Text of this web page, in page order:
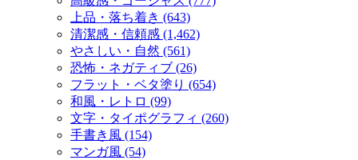
上品・落ち着き (643)
清潔感・信頼感 (1,462)
やさしい・自然 (561)
恐怖・ネガティブ (26)
フラット・ベタ塗り (654)
和風・レトロ (99)
文字・タイポグラフィ (260)
手書き風 (154)
マンガ風 (54)